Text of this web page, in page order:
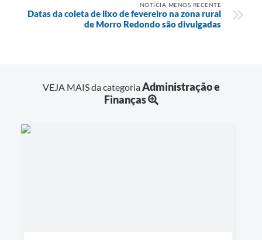
NOTÍCIA MENOS RECENTE
Datas da coleta de lixo de fevereiro na zona rural
de Morro Redondo são divulgadas
VEJA MAIS da categoriaAdministração e
Finanças